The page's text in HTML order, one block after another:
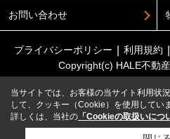
お問い合わせ
プライバシーポリシー 利用規約
Copyright(c) HALE不動
当サイトでは、お客様の当サイト利用状
して、クッキー（Cookie）を使用してい
詳しくは、当社の 「Cookieの取扱いにつ